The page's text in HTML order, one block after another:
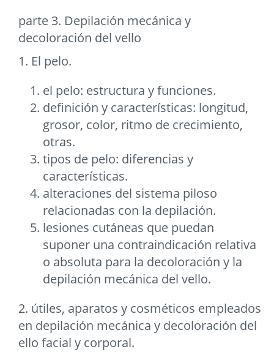
parte 3. Depilación mecánica y
decoloración del vello
1. El pelo.
el pelo: estructura y funciones.
definición y características: longitud,
grosor, color, ritmo de crecimiento,
otras.
tipos de pelo: diferencias y
características.
alteraciones del sistema piloso
relacionadas con la depilación.
lesiones cutáneas que puedan
suponer una contraindicación relativa
o absoluta para la decoloración y la
depilación mecánica del vello.
2. útiles, aparatos y cosméticos empleados
en depilación mecánica y decoloración del
ello facial y corporal.